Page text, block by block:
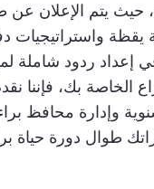
حيث يتم الإعلان
واستراتيجيات
إعداد ردود شاملة
الخاصة بك، فإننا
وإدارة محافظ
طوال دورة حياة